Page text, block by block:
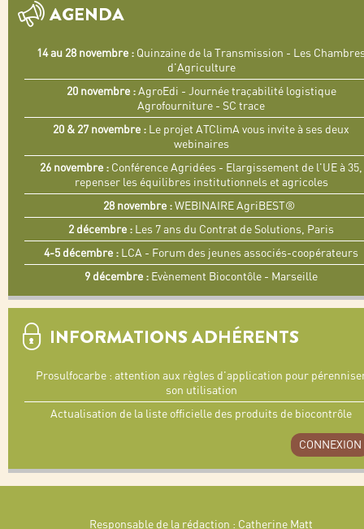
AGENDA
14 au 28 novembre : Quinzaine de la Transmission - Les
d'Agriculture
20 novembre :AgroEdi - Journée traçabilité logistique
Agrofourniture - SC trace
20 & 27 novembre : Le projet ATClimA vous invite à ses deux
webinaires
26 novembre : Conférence Agridées - Elargissement de l'UE à 35,
repenser les équilibres institutionnels et agricoles
28 novembre :WEBINAIRE AgriBEST®
2 décembre : Les 7 ans du Contrat de Solutions, Paris
4-5 décembre : LCA - Forum des jeunes associés-coopérateurs
9 décembre : Evènement Biocontôle - Marseille
INFORMATIONS ADHÉRENTS
Prosulfocarbe : attention aux règles d'application pour
son utilisation
Actualisation de la liste officielle des produits de biocontrôle
CONNEXION
Responsable de la rédaction : Catherine Matt